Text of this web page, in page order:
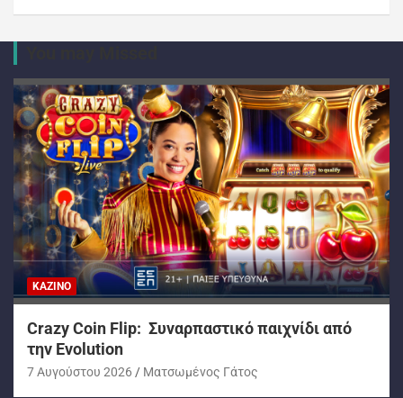
ΚΑΖΊΝΟ
Crazy Coin Flip: Συναρπαστικό παιχνίδι από
την Evolution
7 Αυγούστου 2026 Ματσωμένος Γάτος